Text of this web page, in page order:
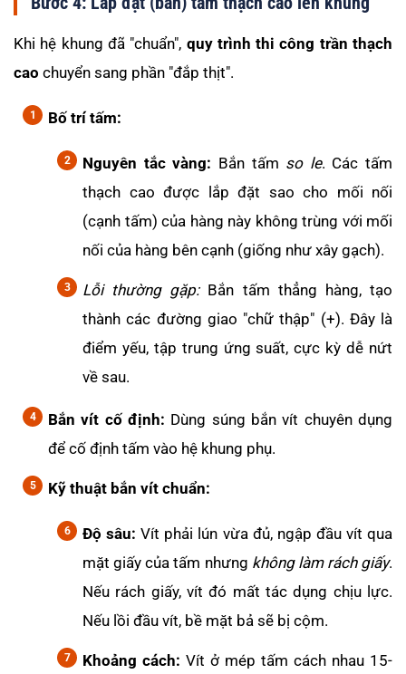
Khi hệ khung đã "chuẩn", quy trình thi công trần thạch
cao chuyển sang phần "đắp thịt".
Bố trí tấm:
Nguyên tắc vàng: Bắn tấm so le. Các tấm
thạch cao được lắp đặt sao cho mối nối
(cạnh tấm) của hàng này không trùng với mối
nối của hàng bên cạnh (giống như xây gạch).
Lỗi thường gặp:Bắn tấm thẳng hàng, tạo
thành các đường giao "chữ thập" (+). Đây là
điểm yếu, tập trung ứng suất, cực kỳ dễ nứt
về sau.
Bắn vít cố định: Dùng súng bắn vít chuyên dụng
để cố định tấm vào hệ khung phụ.
Kỹ thuật bắn vít chuẩn:
Độ sâu: Vít phải lún vừa đủ, ngập đầu vít qua
mặt giấy của tấm nhưng không làm rách giấy.
Nếu rách giấy, vít đó mất tác dụng chịu lực.
Nếu lồi đầu vít, bề mặt bả sẽ bị cộm.
Khoảng cách: Vít ở mép tấm cách nhau 15-